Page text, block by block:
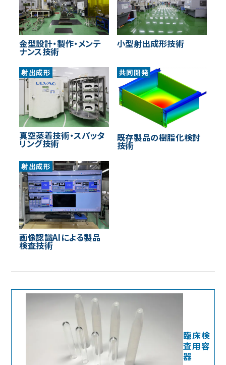
金型設計・製作・メンテ
ナンス技術
小型射出成形技術
射出成形
真空蒸着技術・スパッタ
リング技術
共同開発
既存製品の樹脂化検討
技術
射出成形
画像認識AIによる製品
検査技術
臨床検
査用容
器